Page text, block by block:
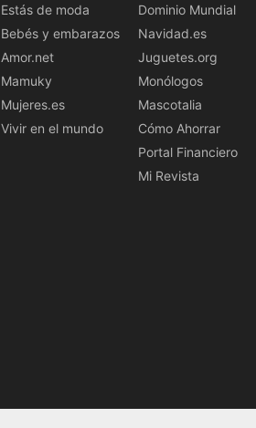
Estás de moda
Bebés y embarazos
Amor.net
Mamuky
Mujeres.es
Vivir en el mundo
Dominio Mundial
Navidad.es
Juguetes.org
Monólogos
Mascotalia
Cómo Ahorrar
Portal Financiero
Mi Revista